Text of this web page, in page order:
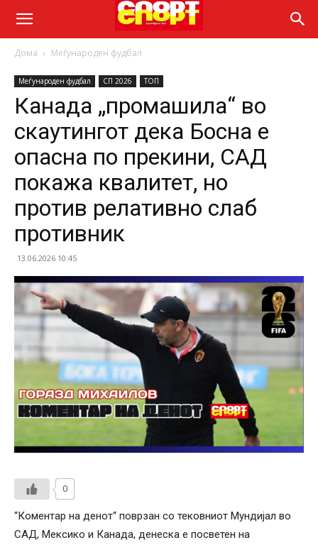
Дома Меѓународен фудбал
Меѓународен фудбал СП 2026 ТОП
Канада „промашила“ во
скаутингот дека Босна е
опасна по прекини, САД
покажа квалитет, но
против релативно слаб
противник
13.06.2026 10:45
0
“Коментар на денот“ поврзан со тековниот Мундијал во
САД, Мексико и Канада, денеска е посветен на